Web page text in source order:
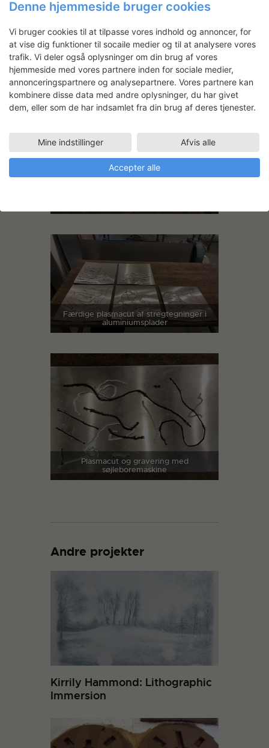
Færdige plasmacut af stregtegninger i
aluminiumsplader
Plasmacut og gravering med
søjleboremaskine
Andre projekter
Kirrily Hammond: Lithographic
Immersion
Denne hjemmeside bruger cookies
Vi bruger cookies til at tilpasse vores indhold og annoncer, for
at vise dig funktioner til socaile medier og til at analysere vores
trafik. Vi deler også oplysninger om din brug af vores
hjemmeside med vores partnere inden for sociale medier,
annonceringspartnere og analysepartnere. Vores partnere kan
kombinere disse data med andre oplysninger, du har givet
dem, eller som de har indsamlet fra din brug af deres tjenester.
Mine indstillinger Afvis alle
Accepter alle